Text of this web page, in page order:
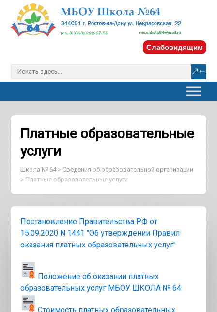
Слабовидящим
Платные образовательные
услуги
Школа № 64> Сведения об образовательной организации
> Платные образовательные услуги
Постановление Правительства РФ от
15.09.2020 N 1441 "Об утверждении Правил
оказания платных образовательных услуг"
Положение об оказании платных
образовательных услуг МБОУ ШКОЛА № 64
Стоимость платных образовательных